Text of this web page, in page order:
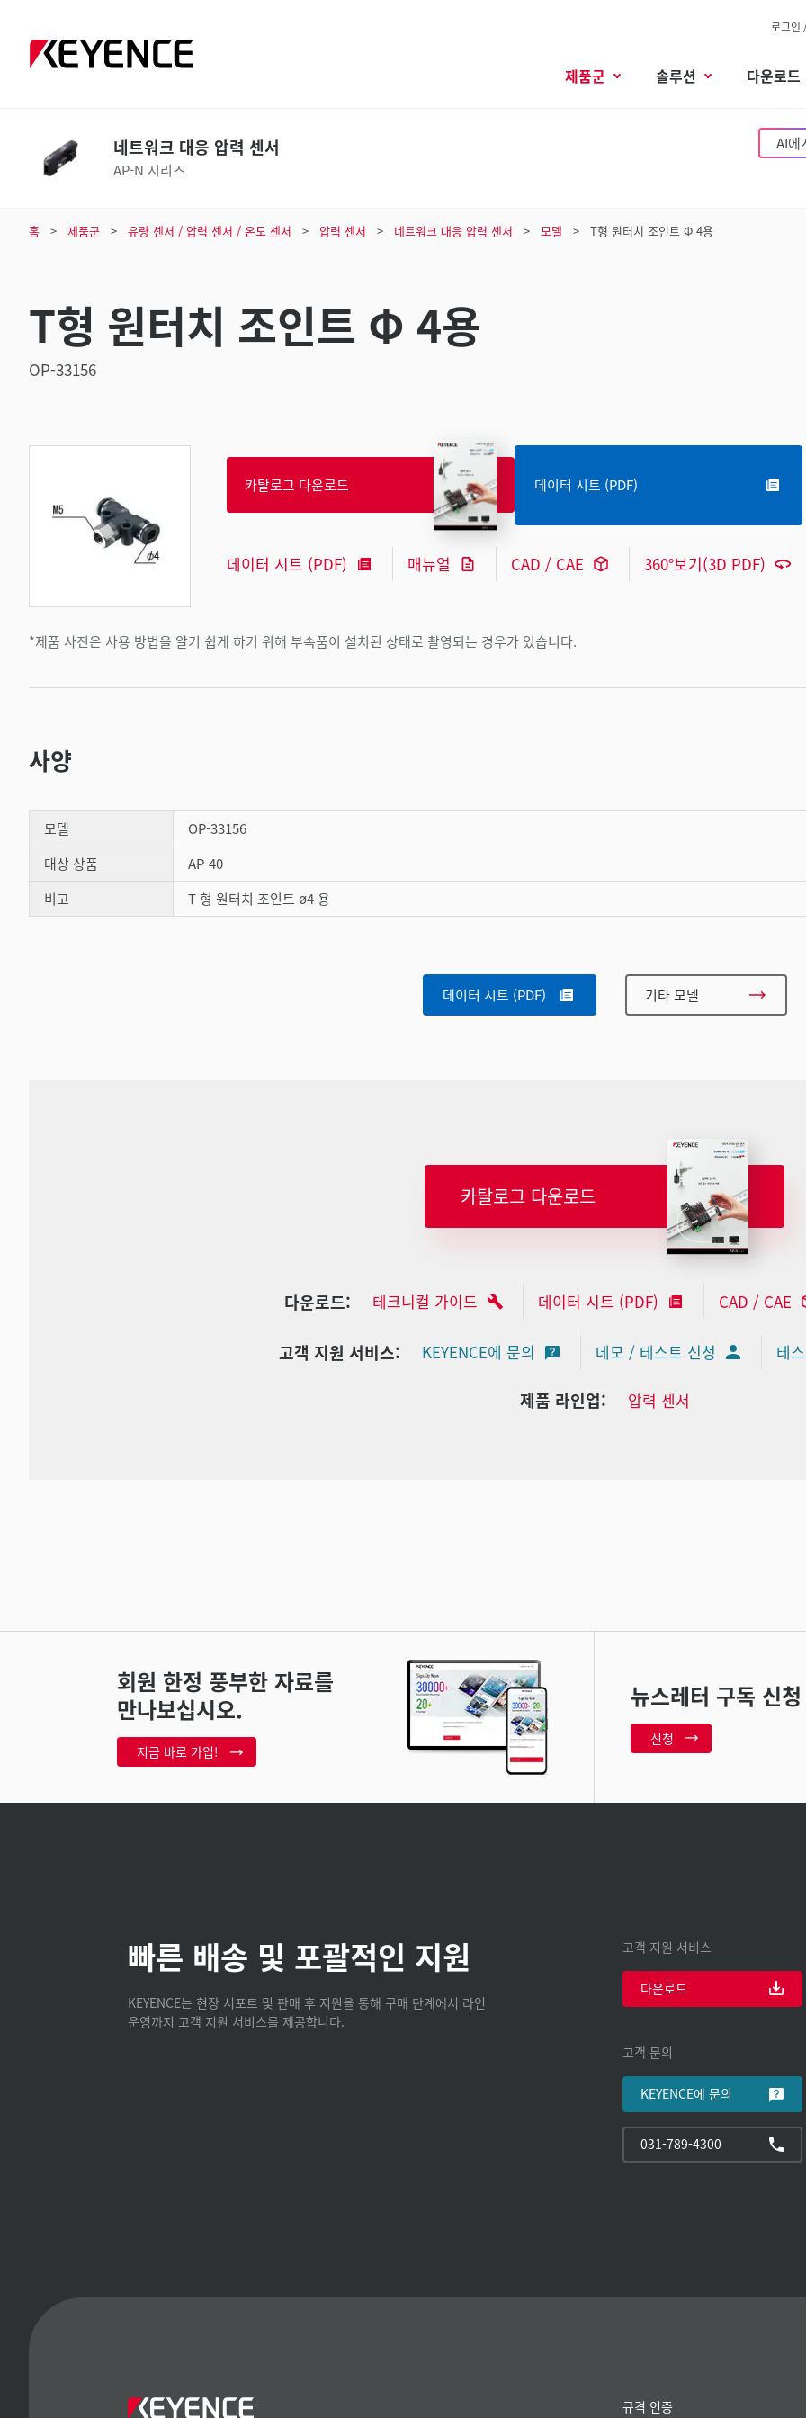
로그인
제품군 솔루션 다운로드
네트워크 대응 압력 센서
AP-N 시리즈
AI에
홈 제품군 유량 센서 / 압력 센서 / 온도 센서 압력 센서 네트워크 대응 압력 센서 모델 T형 원터치 조인트 Φ 4용
T형 원터치 조인트 Φ 4용
OP-33156
*제품 사진은 사용 방법을 알기 쉽게 하기 위해 부속품이 설치된 상태로 촬영되는 경우가 있습니다.
카탈로그 다운로드 데이터 시트 (PDF)
데이터 시트 (PDF) 매뉴얼 CAD / CAE 360°보기(3D PDF)
사양
모델
OP-33156
대상 상품
AP-40
비고
T 형 원터치 조인트 ø4 용
데이터 시트 (PDF) 기타 모델
카탈로그 다운로드
다운로드: 테크니컬 가이드 데이터 시트 (PDF) CAD / CAE
고객 지원 서비스: KEYENCE에 문의 데모 / 테스트 신청 테
제품 라인업: 압력 센서
회원 한정 풍부한 자료를
만나보십시오.
지금 바로 가입!
뉴스레터 구독 신청
신청
빠른 배송 및 포괄적인 지원
KEYENCE는 현장 서포트 및 판매 후 지원을 통해 구매 단계에서 라인
운영까지 고객 지원 서비스를 제공합니다.
고객 지원 서비스
다운로드
고객 문의
KEYENCE에 문의
031-789-4300
규격 인증